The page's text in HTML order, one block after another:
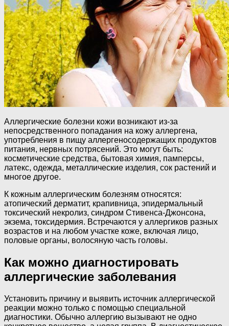
Аллергические болезни кожи возникают из-за
непосредственного попадания на кожу аллергена,
употребления в пищу аллергеносодержащих продуктов
питания, нервных потрясений. Это могут быть:
косметические средства, бытовая химия, памперсы,
латекс, одежда, металлические изделия, сок растений и
многое другое.
К кожным аллергическим болезням относятся:
атопический дерматит, крапивница, эпидермальный
токсический некролиз, синдром Стивенса-Джонсона,
экзема, токсидермия. Встречаются у аллергиков разных
возрастов и на любом участке коже, включая лицо,
половые органы, волосяную часть головы.
Как можно диагностировать
аллергические заболевания
Установить причину и выявить источник аллергической
реакции можно только с помощью специальной
диагностики. Обычно аллергию вызывают не одно